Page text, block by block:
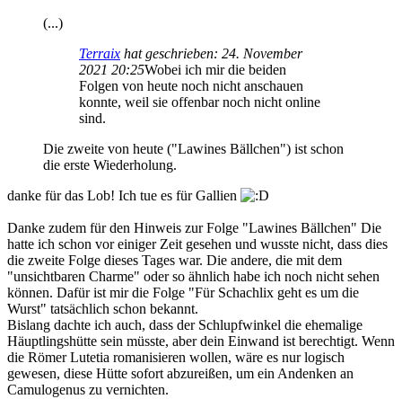
(...)
Terraix hat geschrieben: 24. November
2021 20:25Wobei ich mir die beiden
Folgen von heute noch nicht anschauen
konnte, weil sie offenbar noch nicht online
sind.
Die zweite von heute ("Lawines Bällchen") ist schon
die erste Wiederholung.
danke für das Lob! Ich tue es für Gallien
Danke zudem für den Hinweis zur Folge "Lawines Bällchen" Die
hatte ich schon vor einiger Zeit gesehen und wusste nicht, dass dies
die zweite Folge dieses Tages war. Die andere, die mit dem
"unsichtbaren Charme" oder so ähnlich habe ich noch nicht sehen
können. Dafür ist mir die Folge "Für Schachlix geht es um die
Wurst" tatsächlich schon bekannt.
Bislang dachte ich auch, dass der Schlupfwinkel die ehemalige
Häuptlingshütte sein müsste, aber dein Einwand ist berechtigt. Wenn
die Römer Lutetia romanisieren wollen, wäre es nur logisch
gewesen, diese Hütte sofort abzureißen, um ein Andenken an
Camulogenus zu vernichten.